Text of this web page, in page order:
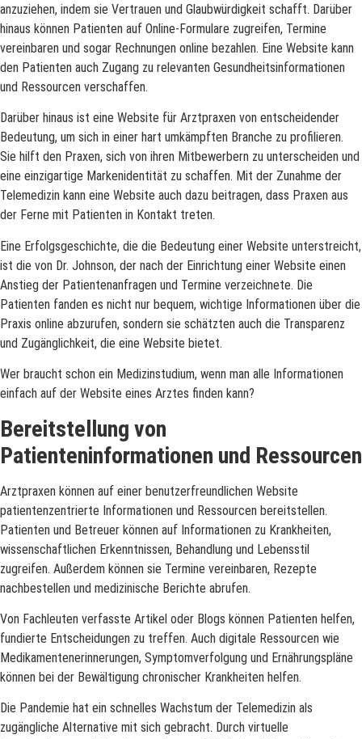
anzuziehen, indem sie Vertrauen und Glaubwürdigkeit schafft. Darüber
hinaus können Patienten auf Online-Formulare zugreifen, Termine
vereinbaren und sogar Rechnungen online bezahlen. Eine Website kann
den Patienten auch Zugang zu relevanten Gesundheitsinformationen
und Ressourcen verschaffen.
Darüber hinaus ist eine Website für Arztpraxen von entscheidender
Bedeutung, um sich in einer hart umkämpften Branche zu profilieren.
Sie hilft den Praxen, sich von ihren Mitbewerbern zu unterscheiden und
eine einzigartige Markenidentität zu schaffen. Mit der Zunahme der
Telemedizin kann eine Website auch dazu beitragen, dass Praxen aus
der Ferne mit Patienten in Kontakt treten.
Eine Erfolgsgeschichte, die die Bedeutung einer Website unterstreicht,
ist die von Dr. Johnson, der nach der Einrichtung einer Website einen
Anstieg der Patientenanfragen und Termine verzeichnete. Die
Patienten fanden es nicht nur bequem, wichtige Informationen über die
Praxis online abzurufen, sondern sie schätzten auch die Transparenz
und Zugänglichkeit, die eine Website bietet.
Wer braucht schon ein Medizinstudium, wenn man alle Informationen
einfach auf der Website eines Arztes finden kann?
Bereitstellung von
Patienteninformationen und Ressourcen
Arztpraxen können auf einer benutzerfreundlichen Website
patientenzentrierte Informationen und Ressourcen bereitstellen.
Patienten und Betreuer können auf Informationen zu Krankheiten,
wissenschaftlichen Erkenntnissen, Behandlung und Lebensstil
zugreifen. Außerdem können sie Termine vereinbaren, Rezepte
nachbestellen und medizinische Berichte abrufen.
Von Fachleuten verfasste Artikel oder Blogs können Patienten helfen,
fundierte Entscheidungen zu treffen. Auch digitale Ressourcen wie
Medikamentenerinnerungen, Symptomverfolgung und Ernährungspläne
können bei der Bewältigung chronischer Krankheiten helfen.
Die Pandemie hat ein schnelles Wachstum der Telemedizin als
zugängliche Alternative mit sich gebracht. Durch virtuelle